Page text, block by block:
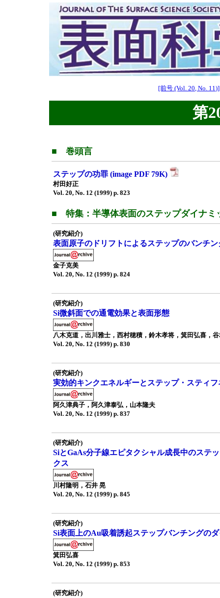
[前号 (Vol. 20, No. 11)]
第
■ 巻頭言
ステップの功罪 (image PDF 79K)
村田好正
Vol. 20, No. 12 (1999) p. 823
■ 特集：半導体表面のステップダイナミ
(研究紹介)
表面原子のドリフトによるステップのバンチン
金子克美
Vol. 20, No. 12 (1999) p. 824
(研究紹介)
Si微斜面での通電効果と表面形態
八木克道，出川雅士，西村穂積，鈴木孝将，箕田弘喜，
Vol. 20, No. 12 (1999) p. 830
(研究紹介)
実効的キンクエネルギーとステップ・スティフ
阿久津典子，阿久津泰弘，山本隆夫
Vol. 20, No. 12 (1999) p. 837
(研究紹介)
SiとGaAs分子線エピタクシャル成長中のステ
クス
川村隆明，石井 晃
Vol. 20, No. 12 (1999) p. 845
(研究紹介)
Si表面上のAu吸着誘起ステップバンチングの
箕田弘喜
Vol. 20, No. 12 (1999) p. 853
(研究紹介)